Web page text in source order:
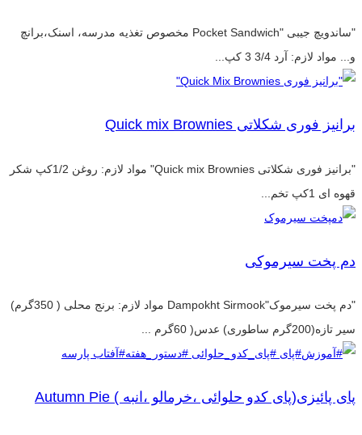
"ساندویچ جیبی "Pocket Sandwich مخصوص تغذیه مدرسه، اسنک،برانچ
و... مواد لازم: آرد 3/4 3 کپ...
برانیز فوری شکلاتی Quick mix Brownies
"برانیز فوری شکلاتی Quick mix Brownies" مواد لازم: روغن 1/2کپ شکر
قهوه ای 1کپ تخم...
دم پخت سیرموکی
"دم پخت سیرموک"Dampokht Sirmook مواد لازم: برنج محلی ( 350گرم)
سیر تازه(200گرم ساطوری) عدس( 60گرم ...
پای پائیزی(پای کدو حلوائی ،خرمالو ،انبه ) Autumn Pie